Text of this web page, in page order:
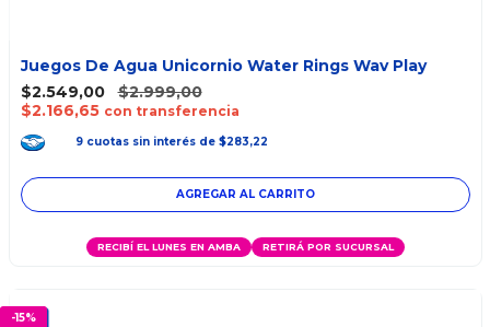
Juegos De Agua Unicornio Water Rings Wav Play
$2.549,00
$2.999,00
$2.166,65 con transferencia
9 cuotas sin interés de $283,22
RECIBÍ EL LUNES EN AMBA RETIRÁ POR SUCURSAL
-15%